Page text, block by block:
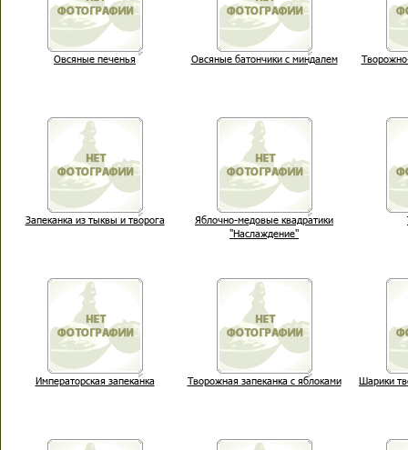
Овсяные печенья Овсяные батончики с миндалем
Запеканка из тыквы и творога
Яблочно-медовые квадратики
"Наслаждение"
Императорская запеканка Творожная запеканка с яблоками Шарики